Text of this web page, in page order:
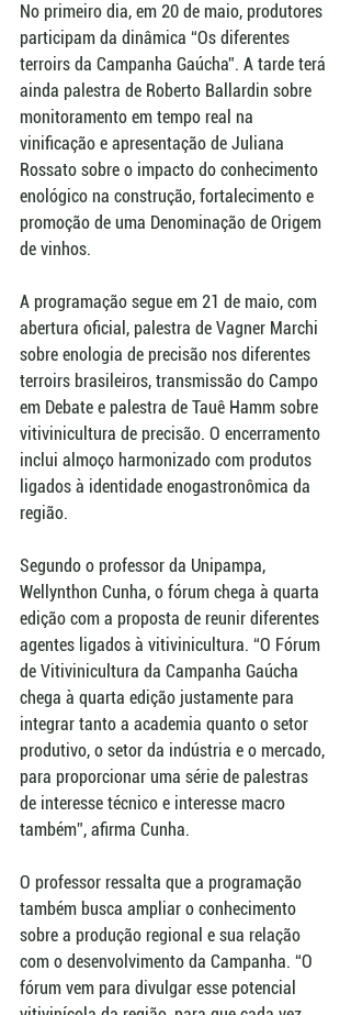
No primeiro dia, em 20 de maio, produtores
participam da dinâmica “Os diferentes
terroirs da Campanha Gaúcha”. A tarde terá
ainda palestra de Roberto Ballardin sobre
monitoramento em tempo real na
vinificação e apresentação de Juliana
Rossato sobre o impacto do conhecimento
enológico na construção, fortalecimento e
promoção de uma Denominação de Origem
de vinhos.
A programação segue em 21 de maio, com
abertura oficial, palestra de Vagner Marchi
sobre enologia de precisão nos diferentes
terroirs brasileiros, transmissão do Campo
em Debate e palestra de Tauê Hamm sobre
vitivinicultura de precisão. O encerramento
inclui almoço harmonizado com produtos
ligados à identidade enogastronômica da
região.
Segundo o professor da Unipampa,
Wellynthon Cunha, o fórum chega à quarta
edição com a proposta de reunir diferentes
agentes ligados à vitivinicultura. “O Fórum
de Vitivinicultura da Campanha Gaúcha
chega à quarta edição justamente para
integrar tanto a academia quanto o setor
produtivo, o setor da indústria e o mercado,
para proporcionar uma série de palestras
de interesse técnico e interesse macro
também”, afirma Cunha.
O professor ressalta que a programação
também busca ampliar o conhecimento
sobre a produção regional e sua relação
com o desenvolvimento da Campanha. “O
fórum vem para divulgar esse potencial